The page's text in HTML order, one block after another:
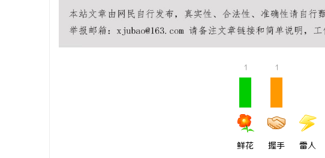
1
鲜花
1
握手 雷人